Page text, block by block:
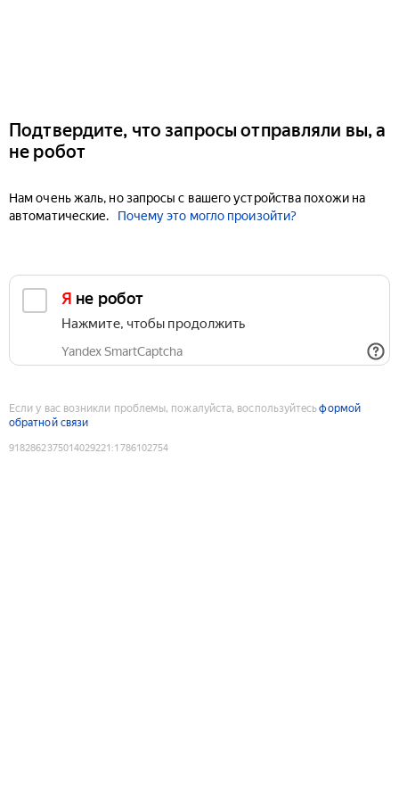
Подтвердите, что запросы отправляли вы, а
не робот
Нам очень жаль, но запросы с вашего устройства похожи на
автоматические.
Почему это могло произойти?
Я не робот
Нажмите, чтобы продолжить
Yandex SmartCaptcha
Если у вас возникли проблемы, пожалуйста, воспользуйтесьформой
обратной связи
9182862375014029221 :1786102754